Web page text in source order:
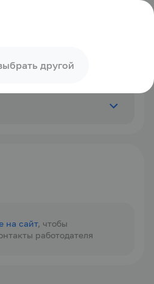
на сайт, чтобы
работодателя
другой